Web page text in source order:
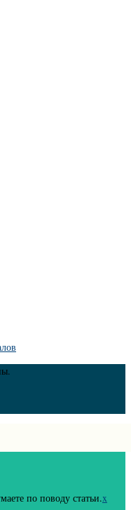
по поводу статьи.x